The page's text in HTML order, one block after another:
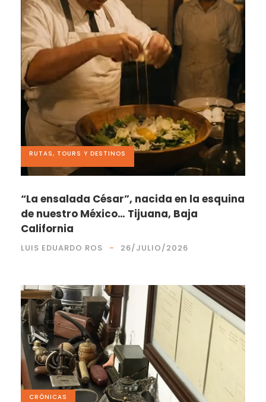
RUTAS, TOURS Y DESTINOS
“La ensalada César”, nacida en la esquina
de nuestro México… Tijuana, Baja
California
LUIS EDUARDO ROS 26/JULIO/2026
CRÓNICAS